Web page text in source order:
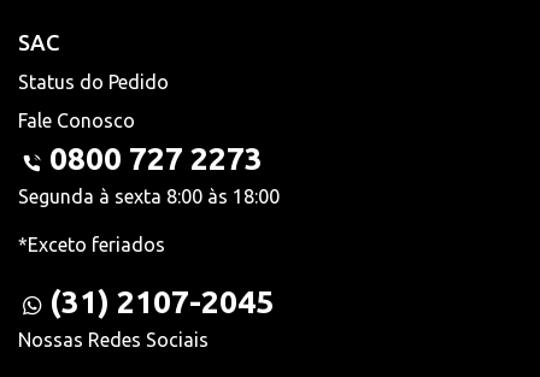
SAC
Status do Pedido
Fale Conosco
0800 727 2273
Segunda à sexta 8:00 às 18:00
*Exceto feriados
(31) 2107-2045
Nossas Redes Sociais